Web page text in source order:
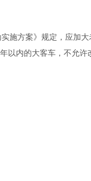
施方案》规定，应加
以内的大客车，不允许